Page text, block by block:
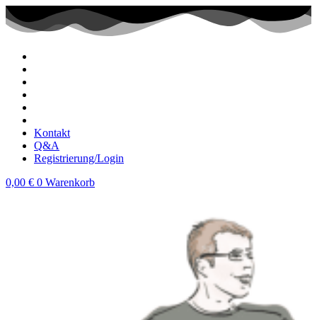
Zum
Inhalt
wechseln
Kontakt
Q&A
Registrierung/Login
0,00 € 0 Warenkorb